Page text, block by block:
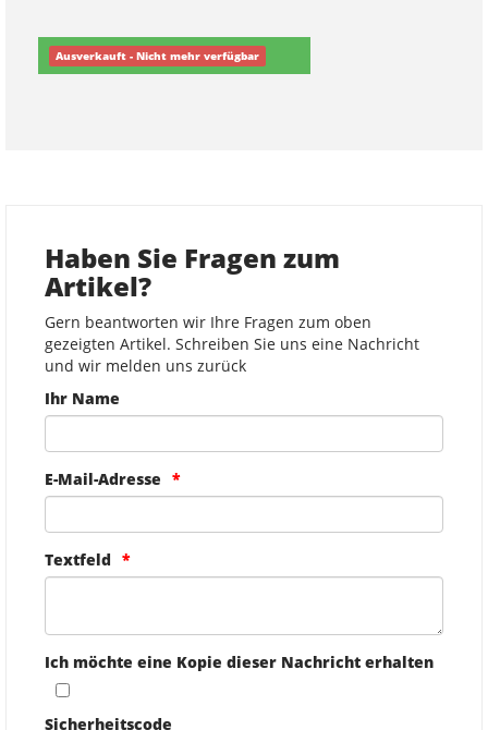
Ausverkauft - Nicht mehr verfügbar
Haben Sie Fragen zum
Artikel?
Gern beantworten wir Ihre Fragen zum oben
gezeigten Artikel. Schreiben Sie uns eine Nachricht
und wir melden uns zurück
Ihr Name
E-Mail-Adresse
Textfeld
Ich möchte eine Kopie dieser Nachricht erhalten
Sicherheitscode